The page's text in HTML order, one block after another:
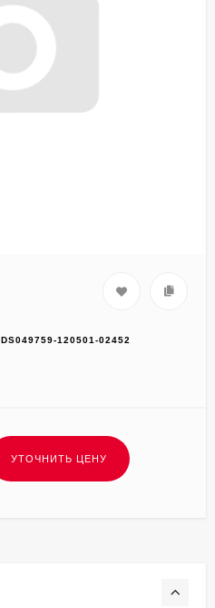
DS049759-120501-02452